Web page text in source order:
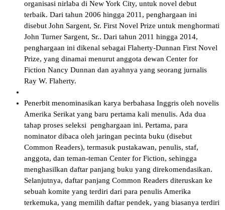
organisasi nirlaba di New York City, untuk novel debut
terbaik. Dari tahun 2006 hingga 2011, penghargaan ini
disebut John Sargent, Sr. First Novel Prize untuk menghormati
John Turner Sargent, Sr.. Dari tahun 2011 hingga 2014,
penghargaan ini dikenal sebagai Flaherty-Dunnan First Novel
Prize, yang dinamai menurut anggota dewan Center for
Fiction Nancy Dunnan dan ayahnya yang seorang jurnalis
Ray W. Flaherty.
Penerbit menominasikan karya berbahasa Inggris oleh novelis
Amerika Serikat yang baru pertama kali menulis. Ada dua
tahap proses seleksi penghargaan ini. Pertama, para
nominator dibaca oleh jaringan pecinta buku (disebut
Common Readers), termasuk pustakawan, penulis, staf,
anggota, dan teman-teman Center for Fiction, sehingga
menghasilkan daftar panjang buku yang direkomendasikan.
Selanjutnya, daftar panjang Common Readers diteruskan ke
sebuah komite yang terdiri dari para penulis Amerika
terkemuka, yang memilih daftar pendek, yang biasanya terdiri